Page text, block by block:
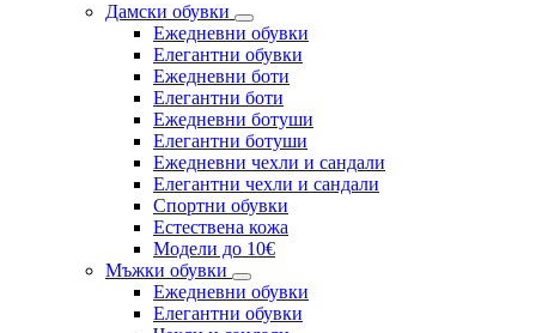
Дамски обувки
Eжедневни обувки
Eлегантни обувки
Eжедневни боти
Eлегантни боти
Eжедневни ботуши
Eлегантни ботуши
Ежедневни чехли и сандали
Елегантни чехли и сандали
Спортни обувки
Естествена кожа
Модели до 10€
Мъжки обувки
Ежедневни обувки
Елегантни обувки